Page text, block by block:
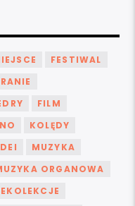
FESTIWAL
FILM
KOLĘDY
MUZYKA
ORGANOWA